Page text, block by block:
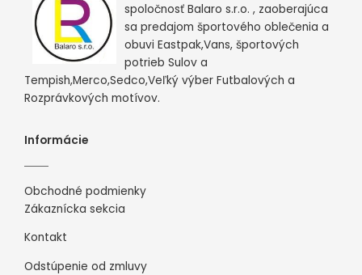
spoločnosť Balaro s.r.o. , zaoberajúca
sa predajom športového oblečenia a
obuvi Eastpak,Vans, športových
potrieb Sulov a
Tempish,Merco,Sedco,Veľký výber Futbalových a
Rozprávkových motívov.
Informácie
Obchodné podmienky
Zákaznícka sekcia
Kontakt
Odstúpenie od zmluvy